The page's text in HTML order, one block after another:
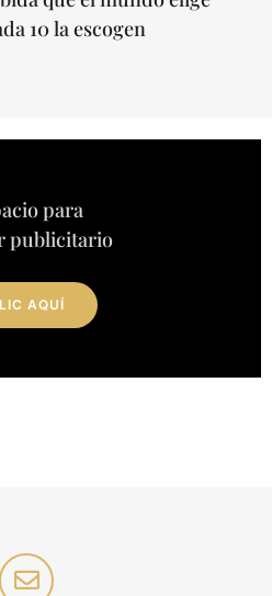
10 la escogen
para
publicitario
AQUÍ